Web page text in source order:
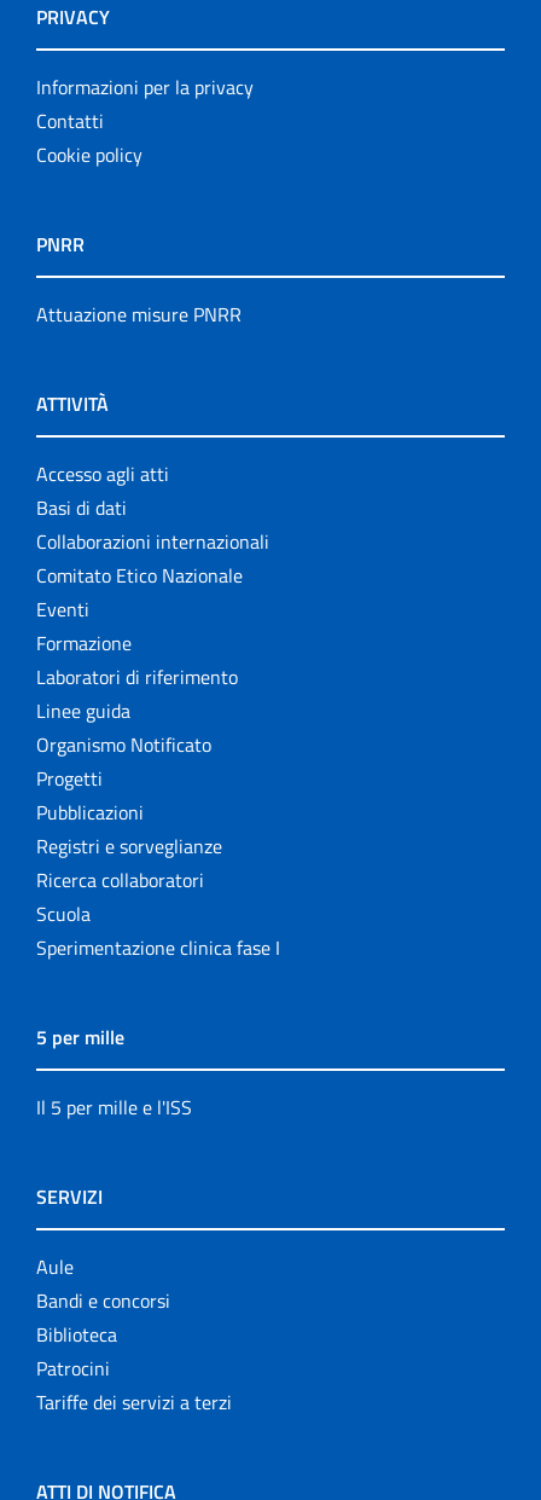
PRIVACY
Informazioni per la privacy
Contatti
Cookie policy
PNRR
Attuazione misure PNRR
ATTIVITÀ
Accesso agli atti
Basi di dati
Collaborazioni internazionali
Comitato Etico Nazionale
Eventi
Formazione
Laboratori di riferimento
Linee guida
Organismo Notificato
Progetti
Pubblicazioni
Registri e sorveglianze
Ricerca collaboratori
Scuola
Sperimentazione clinica fase I
5 per mille
Il 5 per mille e l'ISS
SERVIZI
Aule
Bandi e concorsi
Biblioteca
Patrocini
Tariffe dei servizi a terzi
ATTI DI NOTIFICA